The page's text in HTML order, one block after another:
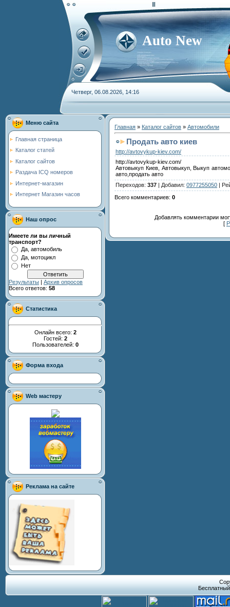
Auto New
Четверг, 06.08.2026, 14:16
Меню сайта
Главная страница
Каталог статей
Каталог сайтов
Раздача ICQ номеров
Интернет-магазин
Интернет Магазин часов
Наш опрос
Имеете ли вы личный
транспорт?
Да, автомобиль
Да, мотоцикл
Нет
Результаты | Архив опросов
Всего ответов: 58
Статистика
Онлайн всего: 2
Гостей: 2
Пользователей: 0
Форма входа
Web мастеру
Реклама на сайте
Главная » Каталог сайтов » Автомобили
Продать авто киев
http://avtovykup-kiev.com/
http://avtovykup-kiev.com/
Автовыкуп Киев, Автовыкуп, Выкуп
авто,продать авто
Переходов: 337 | Добавил: 0977255050 |
Всего комментариев: 0
Добавлять комментарии
[